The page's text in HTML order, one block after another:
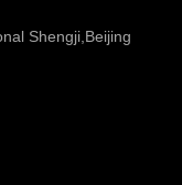
Shengji,Beijing